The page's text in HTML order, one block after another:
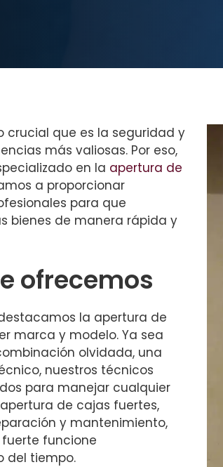
crucial que es la seguridad y
más valiosas. Por eso,
en la apertura de
a proporcionar
para que
bienes de manera rápida y
ofrecemos
la apertura de
marca y modelo. Ya sea
olvidada, una
nuestros técnicos
para manejar cualquier
de cajas fuertes,
y mantenimiento,
funcione
del tiempo.